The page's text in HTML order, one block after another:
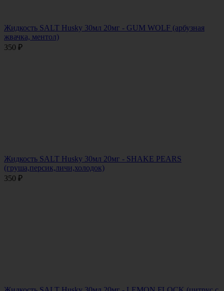
Жидкость SALT Husky 30мл 20мг - GUM WOLF (арбузная
жвачка, ментол)
350 ₽
Жидкость SALT Husky 30мл 20мг - SHAKE PEARS
(груша,персик,личи,холодок)
350 ₽